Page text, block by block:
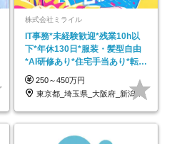
株式会社ミライル
IT事務*未経験歓迎*残業10h以
下*年休130日*服装・髪型自由
*AI研修あり*住宅手当あり*転勤
なし
250～450万円
東京都_埼玉県_大阪府_新潟県_福岡県